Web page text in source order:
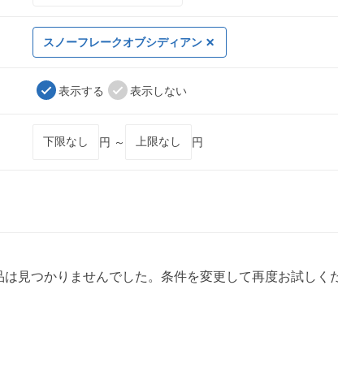
スノーフレークオブシディアン
表示する 表示しない
円 ～ 円
見つかりませんでした。条件を変更して再度お試しく